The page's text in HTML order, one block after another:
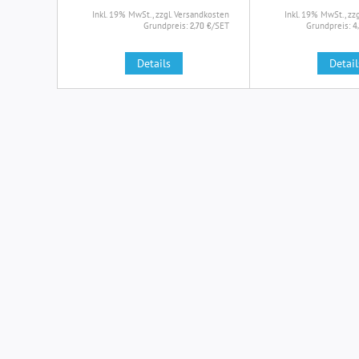
Inkl. 19% MwSt., zzgl. Versandkosten
Grundpreis: 2,70 €/SET
Details
Inkl. 19% MwSt.,
Grundpreis: